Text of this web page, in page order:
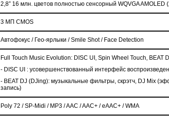
2,8” 16 млн. цветов полностью сенсорныйWQVGAAMOLED
3 МП CMOS
Автофокус / Гео-ярлыки / Smile Shot / Face Detection
Full Touch Music Evolution: DISC UI, Spin Wheel Touch, BEAT
- DISC UI : усовершенствованный интерфейс
- BEAT DJ (DJing): музыкальные фильтры, скрэтч, DJ Mix
запись)
Poly 72 /SP-Midi / MP3 /AAC /AAC+ /eAAC+ /WMA